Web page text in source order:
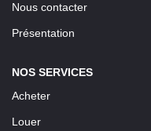
Confiez-Nous La
Nous contacter
Présentation
NOS SERVICES
Acheter
Louer